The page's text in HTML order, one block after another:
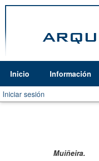
Inicio Información
Iniciar sesión
Muiñeira.